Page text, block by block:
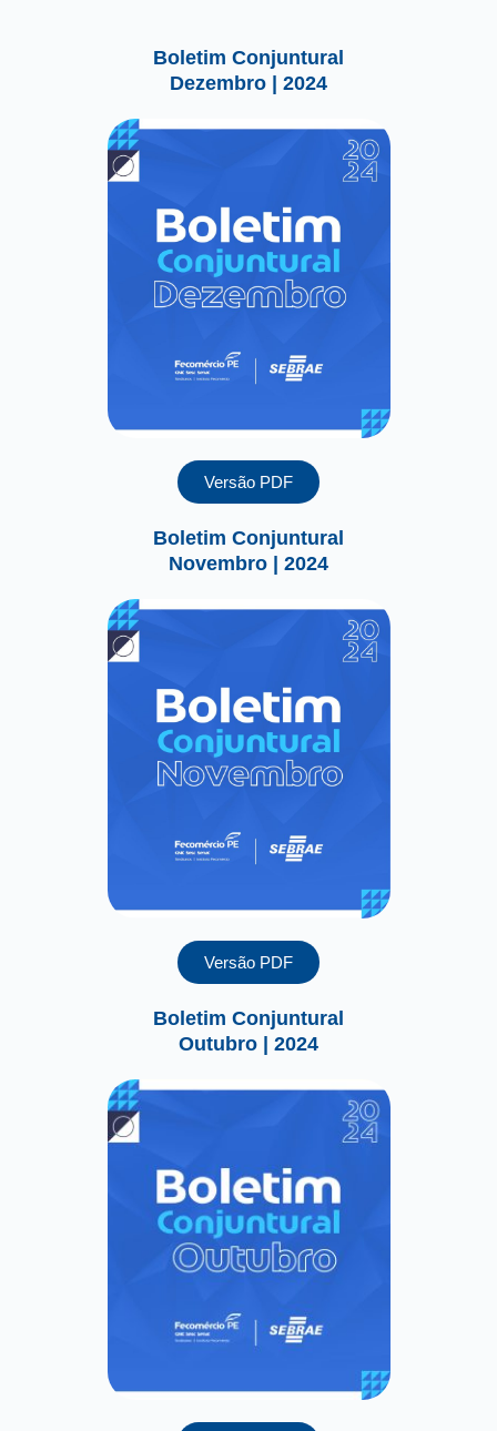
Boletim Conjuntural
Dezembro | 2024
Versão PDF
Boletim Conjuntural
Novembro | 2024
Versão PDF
Boletim Conjuntural
Outubro | 2024